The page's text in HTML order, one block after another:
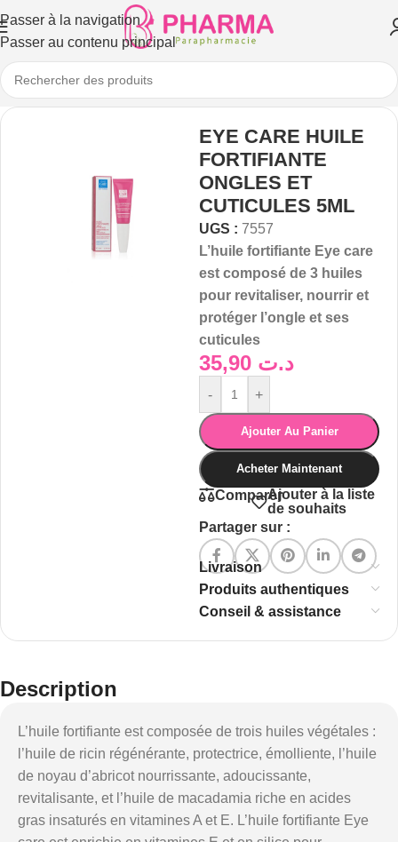
Passer à la navigation
Passer au contenu principal
EYE CARE HUILE
FORTIFIANTE
ONGLES ET
CUTICULES 5ML
UGS : 7557
L’huile fortifiante Eye care
est composé de 3 huiles
pour revitaliser, nourrir et
protéger l’ongle et ses
cuticules
د.ت
- +
Ajouter Au Panier
Acheter Maintenant
ComparerAjouter à la liste
de souhaits
Partager sur :
Livraison
Produits authentiques
Conseil & assistance
Description
L’huile fortifiante est composée de trois huiles végétales :
l’huile de ricin régénérante, protectrice, émolliente, l’huile
de noyau d’abricot nourrissante, adoucissante,
revitalisante, et l’huile de macadamia riche en acides
gras insaturés en vitamines A et E. L’huile fortifiante Eye